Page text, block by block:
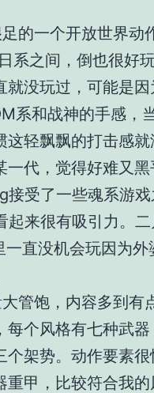
的一个开放世界动
系之间，倒也很好玩
没玩过，可能是
系和战神的手感，
这轻飘飘的打击感
一代，觉得好难又
受了一些魂系游
来很有吸引力。
直没机会玩因为
管饱，内容多到有
个风格有七种武
架势。动作要素很
甲，比较符合我